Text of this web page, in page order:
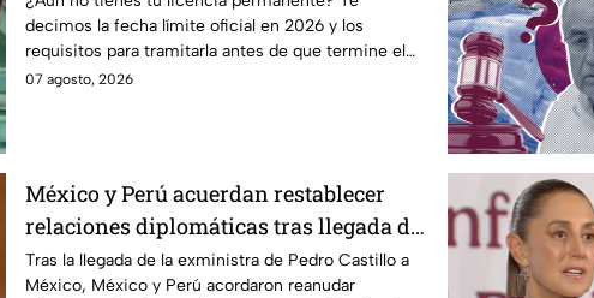
decimos la fecha límite oficial en 2026 y los
requisitos para tramitarla antes de que termine el
programa.
07 agosto, 2026
México y Perú acuerdan restablecer
relaciones diplomáticas tras llegada de
Betssy Chávez al país
Tras la llegada de la exministra de Pedro Castillo a
México, México y Perú acordaron reanudar